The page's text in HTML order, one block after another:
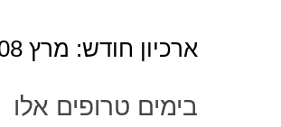
ארכיון חודש: מרץ 2008
בימים טרופים אלו